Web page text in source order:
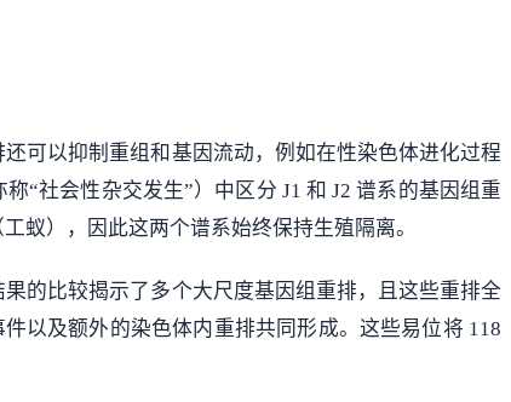
可以抑制重组和基因流动，例如在性染色体进化过程
“社会性杂交发生”）中区分 J1 和 J2 谱系的基因组重
蚁），因此这两个谱系始终保持生殖隔离。
的比较揭示了多个大尺度基因组重排，且这些重排全
以及额外的染色体内重排共同形成。这些易位将 118